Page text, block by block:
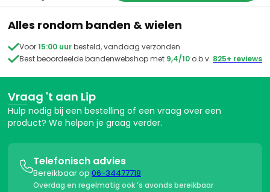
Alles rondom banden & wielen
Voor15:00 uurbesteld, vandaag verzonden
Best beoordeelde bandenwebshop met 9,4/10 o.b.v. 825+ reviews
Vraag 't aan Lip
Hulp nodig bij een bestelling of een vraag over een
product? We helpen je graag verder.
Telefonisch advies
Bereikbaar op 06-34477718
Overdag en regelmatig ook ’s avonds bereikbaar